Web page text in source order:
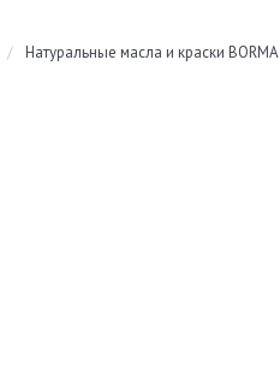
/ Натуральные масла и краски BORMA